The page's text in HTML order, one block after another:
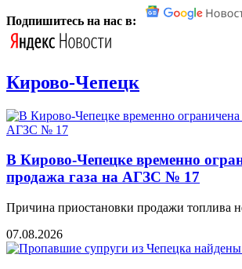
Подпишитесь на нас в:
Кирово-Чепецк
В Кирово-Чепецке временно
продажа газа на АГЗС № 17
Причина приостановки продажи топлива
07.08.2026